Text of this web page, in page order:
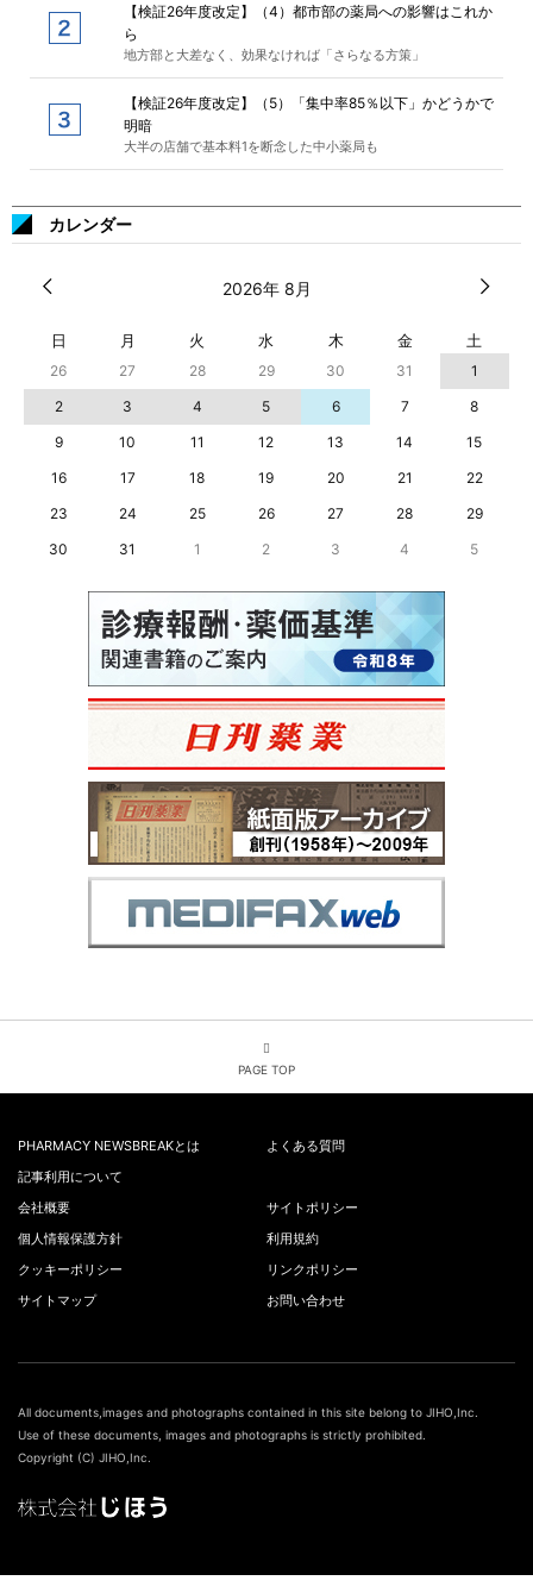
【検証26年度改定】（4）都市部の薬局への影響はこれか
ら
地方部と大差なく、効果なければ「さらなる方策」
【検証26年度改定】（5）「集中率85％以下」かどうかで
明暗
大半の店舗で基本料1を断念した中小薬局も
カレンダー
2026年 8月
日 月 火 水 木 金 土
26 27 28 29 30 31
1
2
3 4 5 6 7
8
9
10 11 12 13 14
15
16
17 18 19 20 21
22
23
24 25 26 27 28
29
30
31 1 2 3 4 5
PAGE TOP
PHARMACY NEWSBREAKとは
よくある質問
記事利用について
会社概要
サイトポリシー
個人情報保護方針
利用規約
クッキーポリシー
リンクポリシー
サイトマップ
お問い合わせ
All documents,images and photographs contained in this site belong to JIHO,Inc.
Use of these documents, images and photographs is strictly prohibited.
Copyright (C) JIHO,Inc.